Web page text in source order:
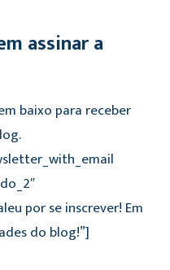
assinar a
baixo para receber
por se inscrever! Em
do blog!”]